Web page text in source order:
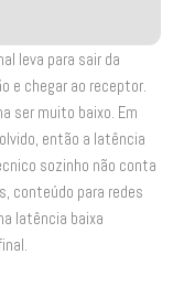
leva para sair da
e chegar ao receptor.
ser muito baixo. Em
então a latência
sozinho não conta
conteúdo para redes
latência baixa